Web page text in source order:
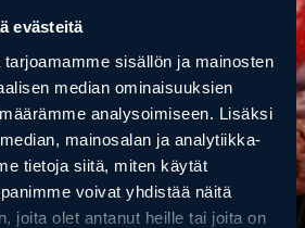
evästeitä
sisällön ja mainosten
median ominaisuuksien
analysoimiseen. Lisäksi
mainosalan ja analytiikka-
tietoja siitä, miten käytät
voivat yhdistää näitä
joita olet antanut heille tai joita on